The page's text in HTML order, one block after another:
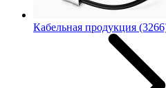
Кабельная продукция